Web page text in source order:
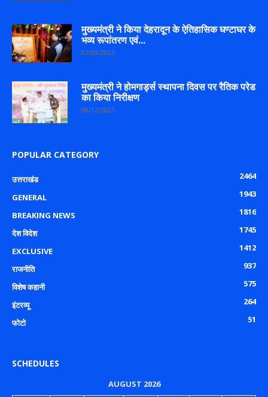
मुख्यमंत्री ने किया देहरादून के ऐतिहासिक घण्टाघर के
भव्य रूपांतरण एवं...
07/09/2025
मुख्यमंत्री ने होमगार्ड्स स्थापना दिवस पर रैतिक परेड
का किया निरीक्षण
08/12/2025
POPULAR CATEGORY
उत्तराखंड
2464
GENERAL
1943
BREAKING NEWS
1816
देश विदेश
1745
EXCLUSIVE
1412
राजनीति
937
विशेष कहानी
575
इंटरव्यू
264
फोटो
51
SCHEDULES
AUGUST 2026